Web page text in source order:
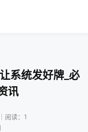
系统发好牌_必
讯
阅读：1